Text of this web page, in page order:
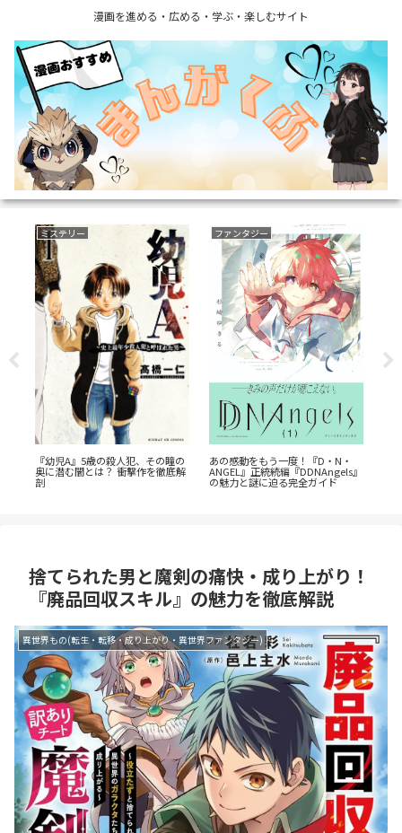
漫画を進める・広める・学ぶ・楽しむサイト
ミステリー
『幼児A』5歳の殺人犯、その瞳の
奥に潜む闇とは？ 衝撃作を徹底解
剖
ファンタジー
あの感動をもう一度！『D・N・
ANGEL』正統続編『DDNAngels』
の魅力と謎に迫る完全ガイド
捨てられた男と魔剣の痛快・成り上がり！
『廃品回収スキル』の魅力を徹底解説
異世界もの(転生・転移・成り上がり・異世界ファンタジー)